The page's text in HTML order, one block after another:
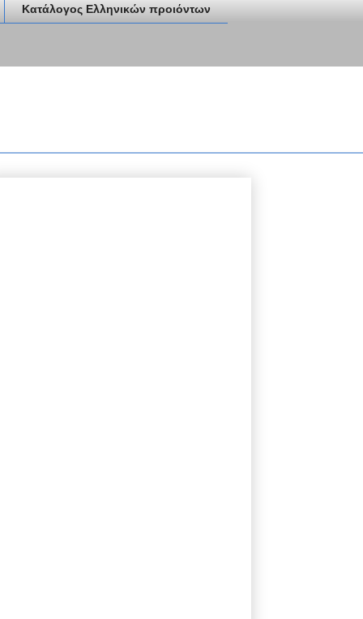
Κατάλογος Ελληνικών προιόντων